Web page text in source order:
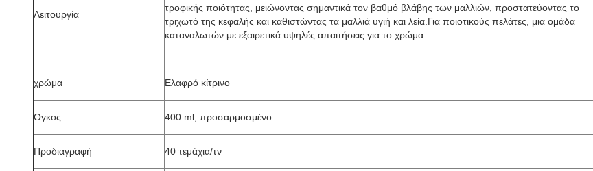
Λειτουργία
τροφικής ποιότητας, μειώνοντας σημαντικά τον βαθμό βλάβης των μαλλιών, προστατεύοντας το
τριχωτό της κεφαλής και καθιστώντας τα μαλλιά υγιή και λεία.Για ποιοτικούς πελάτες, μια ομάδα
καταναλωτών με εξαιρετικά υψηλές απαιτήσεις για το χρώμα
χρώμα Ελαφρό κίτρινο
Όγκος 400 ml, προσαρμοσμένο
Προδιαγραφή 40 τεμάχια/τν